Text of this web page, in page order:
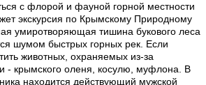
с флорой и фауной горной местности
экскурсия по Крымскому Природному
умиротворяющая тишина букового леса
шумом быстрых горных рек. Если
животных, охраняемых из-за
- крымского оленя, косулю, муфлона. В
находится действующий мужской